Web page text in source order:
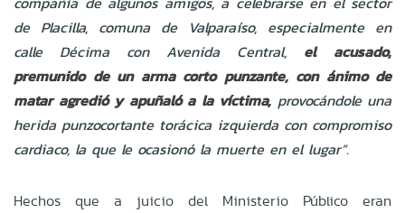
de Placilla, comuna de Valparaíso, especialmente en
calle Décima con Avenida Central, el acusado,
premunido de un arma corto punzante, con ánimo de
matar agredió y apuñaló a la víctima, provocándole una
herida punzocortante torácica izquierda con compromiso
cardiaco, la que le ocasionó la muerte en el lugar”.
Hechos que a juicio del Ministerio Público eran